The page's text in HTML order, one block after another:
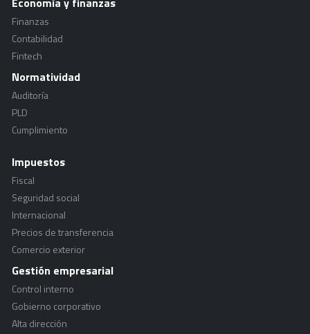
Finanzas
Contabilidad
Fintech
Normatividad
Auditoría
PLD
Cumplimiento
Impuestos
Fiscal
Seguridad social
Internacional
Precios de transferencia
Comercio exterior
Gestión empresarial
Control interno
Gobierno corporativo
Alta dirección